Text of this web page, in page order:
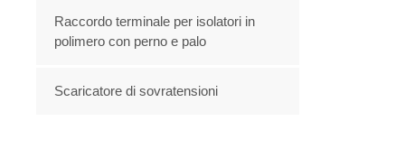
Raccordo terminale per isolatori in
polimero con perno e palo
Scaricatore di sovratensioni